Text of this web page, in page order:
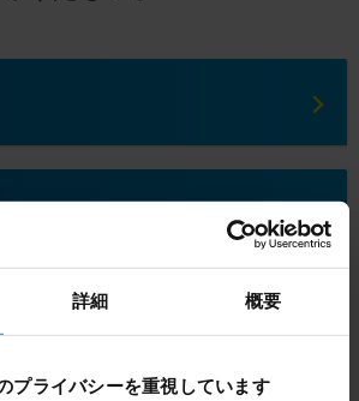
詳細 概要
プライバシーを重視しています